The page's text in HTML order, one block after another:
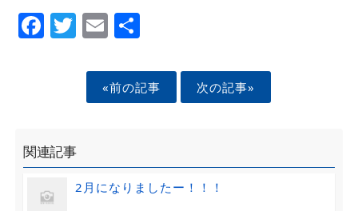
Facebook
Twitter
EmailShare
«前の記事 次の記事»
関連記事
2月になりましたー！！！